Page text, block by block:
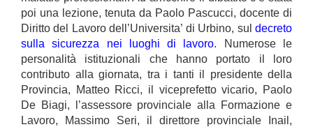
poi una lezione, tenuta da Paolo Pascucci, docente di
Diritto del Lavoro dell’Universita’ di Urbino, sul decreto
sulla sicurezza nei luoghi di lavoro. Numerose le
personalità istituzionali che hanno portato il loro
contributo alla giornata, tra i tanti il presidente della
Provincia, Matteo Ricci, il viceprefetto vicario, Paolo
De Biagi, l’assessore provinciale alla Formazione e
Lavoro, Massimo Seri, il direttore provinciale Inail,